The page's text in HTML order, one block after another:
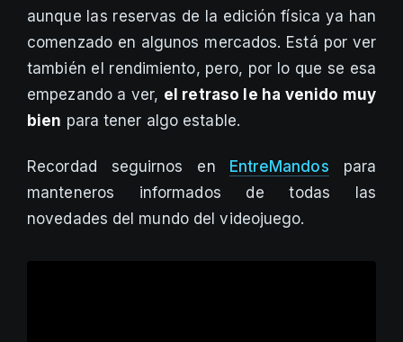
aunque las reservas de la edición física ya han
comenzado en algunos mercados. Está por ver
también el rendimiento, pero, por lo que se esa
empezando a ver, el retraso le ha venido muy
bien para tener algo estable.
Recordad seguirnos en EntreMandos para
manteneros informados de todas las
novedades del mundo del videojuego.